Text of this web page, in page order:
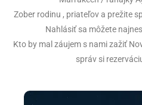
Zober rodinu , priateľov a prežite
Nahlásiť sa môžete
Kto by mal záujem s nami zažiť
správ si